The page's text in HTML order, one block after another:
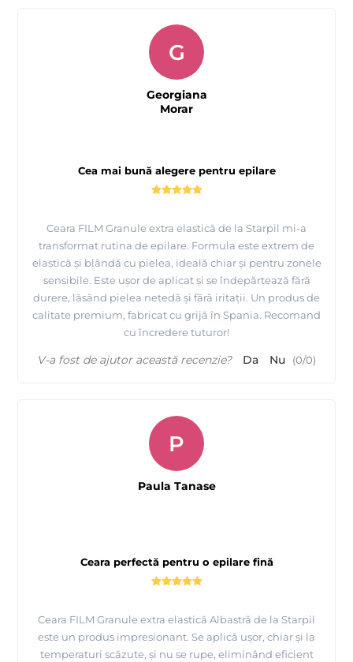
Cea mai bună alegere pentru epilare
Ceara FILM Granule extra elastică de la Starpil mi-a
transformat rutina de epilare. Formula este extrem de
elastică și blândă cu pielea, ideală chiar și pentru zonele
sensibile. Este ușor de aplicat și se îndepărtează fără
durere, lăsând pielea netedă și fără iritații. Un produs de
calitate premium, fabricat cu grijă în Spania. Recomand
cu încredere tuturor!
G
Georgiana
Morar
V-a fost de ajutor această recenzie? Da Nu (0/0)
Ceara perfectă pentru o epilare fină
Ceara FILM Granule extra elastică Albastră de la Starpil
este un produs impresionant. Se aplică ușor, chiar și la
temperaturi scăzute, și nu se rupe, eliminând eficient
P
Paula Tanase